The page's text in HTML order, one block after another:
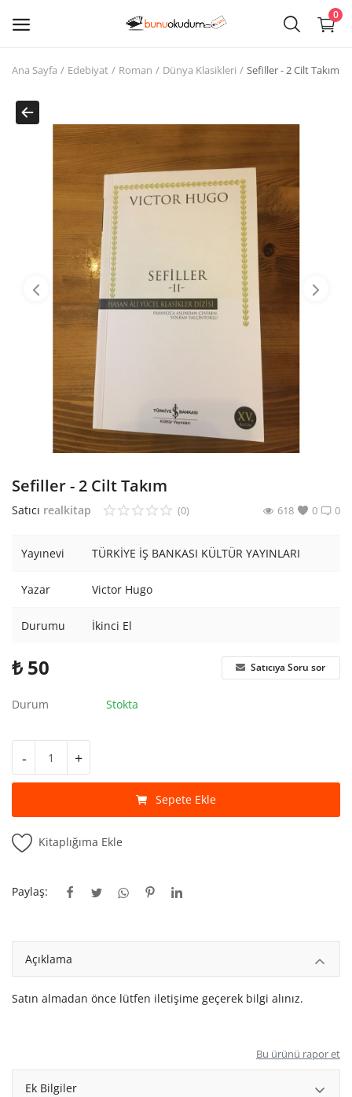
0
Sat
Ders - Sınav Kitapları
Çocuk Kitapları
Araştırma - Tarih
Din Tasavvuf
Diğer
Kitaplığım
Mağazalar
Blog
İletişim
TRY (₺)
Ana Sayfa Edebiyat Roman Dünya Klasikleri Sefiller - 2 Cilt Takım
Sefiller - 2 Cilt Takım
Satıcı realkitap 0
(0) 0
618
Yayınevi TÜRKİYE İŞ BANKASI KÜLTÜR YAYINLARI
Yazar Victor Hugo
Durumu İkinci El
₺ 50 Satıcıya Soru sor
Durum Stokta
- +
Sepete Ekle
Kitaplığıma Ekle
Paylaş:
Açıklama
Satın almadan önce lütfen iletişime geçerek bilgi alınız.
Bu ürünü rapor et
Ek Bilgiler